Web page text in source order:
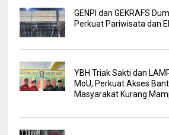
GENPI dan GEKRAFS
Perkuat Pariwisata dan
YBH Triak Sakti dan
MoU, Perkuat Akses
Masyarakat Kurang